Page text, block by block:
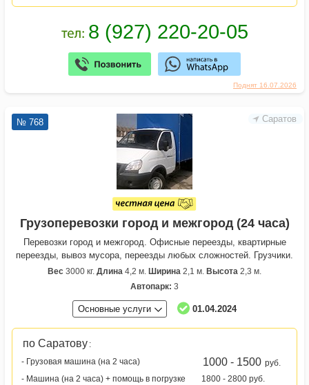
Поднят 16.07.2026
Саратов
№ 768
Грузоперевозки город и межгород (24 часа)
Перевозки город и межгород. Офисные переезды, квартирные
переезды, вывоз мусора, переезды любых сложностей. Грузчики.
Вес 3000 кг. Длина 4,2 м. Ширина 2,1 м. Высота 2,3 м.
Автопарк: 3
Основные услуги 01.04.2024
по Саратову :
- Грузовая машина (на 2 часа)
1000 - 1500 руб.
- Машина (на 2 часа) + помощь в погрузке
1800 - 2800 руб.